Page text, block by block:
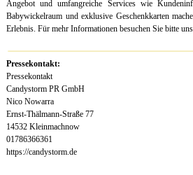
Angebot und umfangreiche Services wie
Babywickelraum und exklusive Geschenkkarten
Erlebnis. Für mehr Informationen besuchen Sie bitte
Pressekontakt:
Pressekontakt
Candystorm PR GmbH
Nico Nowarra
Ernst-Thälmann-Straße 77
14532 Kleinmachnow
01786366361
https://candystorm.de